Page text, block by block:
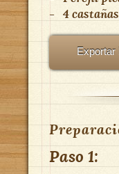
- 4
Exportar
Paso 1: